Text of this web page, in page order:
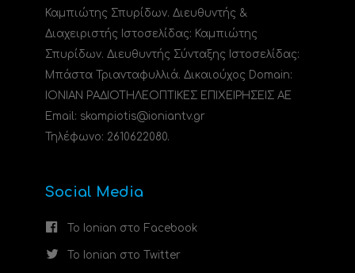
Καμπιώτης Σπυρίδων. Διευθυντής &
Διαχειριστής Ιστοσελίδας: Καμπιώτης
Σπυρίδων. Διευθυντής Σύνταξης Ιστοσελίδας:
Μπάστα Τριανταφυλλιά. Δικαιούχος Domain:
ΙΟΝΙΑΝ ΡΑΔΙΟΤΗΛΕΟΠΤΙΚΕΣ ΕΠΙΧΕΙΡΗΣΕΙΣ ΑΕ
Email: skampiotis@ioniantv.gr
Τηλέφωνο: 2610622080.
Social Media
Το Ionian στο Facebook
Το Ionian στο Twitter